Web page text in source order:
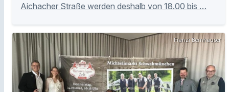
Aichacher Straße werden deshalb von 18.00 bis …
Franzi Bernhauser